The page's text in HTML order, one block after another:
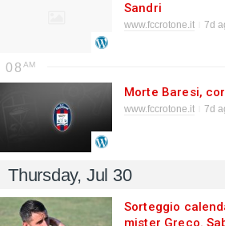
Sandri
www.fccrotone.it 7d
08
Morte Baresi,
www.fccrotone.it 7d
Thursday, Jul 30
Sorteggio
mister Greco.